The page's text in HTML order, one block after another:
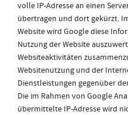
volle IP-Adresse an einen
übertragen und dort gekürzt.
Website wird Google diese
Nutzung der Website
Websiteaktivitäten
Websitenutzung und der
Dienstleistungen gegenüber
Die im Rahmen von Google
übermittelte IP-Adresse wird